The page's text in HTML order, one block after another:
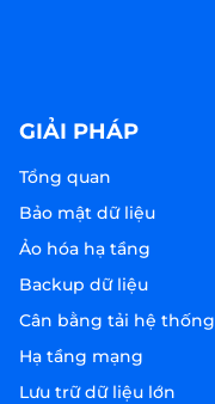
GIẢI PHÁP
Tổng quan
Bảo mật dữ liệu
Ảo hóa hạ tầng
Backup dữ liệu
Cân bằng tải hệ thống
Hạ tầng mạng
Lưu trữ dữ liệu lớn